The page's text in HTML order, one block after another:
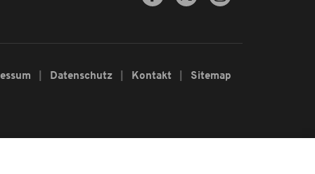
Datenschutz Kontakt Sitemap